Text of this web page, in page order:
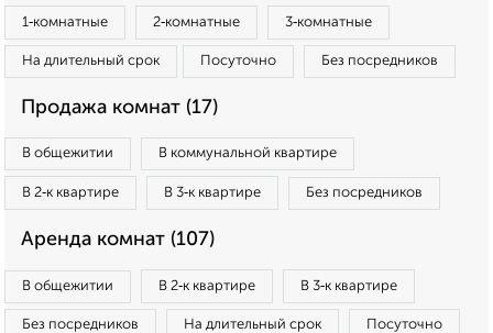
1‑комнатные 2‑комнатные 3‑комнатные
На длительный срок Посуточно Без посредников
Продажа комнат (17)
В общежитии В коммунальной квартире
В 2‑к квартире В 3‑к квартире Без посредников
Аренда комнат (107)
В общежитии В 2‑к квартире В 3‑к квартире
Без посредников На длительный срок Посуточно